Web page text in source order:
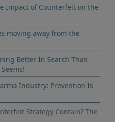
Impact of Counterfeit on the
moving away from the
Better In Search Than
Industry: Prevention Is
Strategy Contain? The